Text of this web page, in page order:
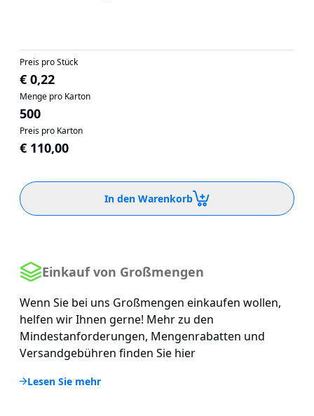
Preis pro Stück
€ 0,22
Menge pro Karton
500
Preis pro Karton
€ 110,00
In den Warenkorb
Einkauf von Großmengen
Wenn Sie bei uns Großmengen einkaufen wollen,
helfen wir Ihnen gerne! Mehr zu den
Mindestanforderungen, Mengenrabatten und
Versandgebühren finden Sie hier
Lesen Sie mehr